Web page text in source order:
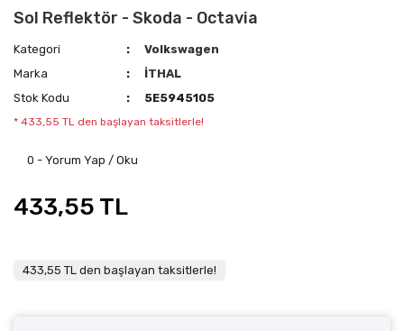
Sol Reflektör - Skoda - Octavia
Kategori
Volkswagen
Marka
İTHAL
Stok Kodu
5E5945105
* 433,55 TL den başlayan taksitlerle!
0 - Yorum Yap / Oku
433,55 TL
433,55 TL den başlayan taksitlerle!